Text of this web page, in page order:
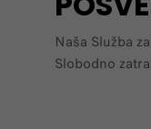
Naša Služba
Slobodno